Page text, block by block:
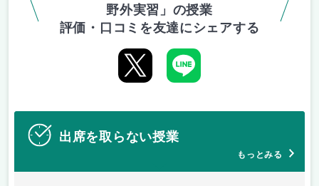
野外実習」の授業
評価・口コミを友達にシェアする
出席を取らない授業
もっとみる